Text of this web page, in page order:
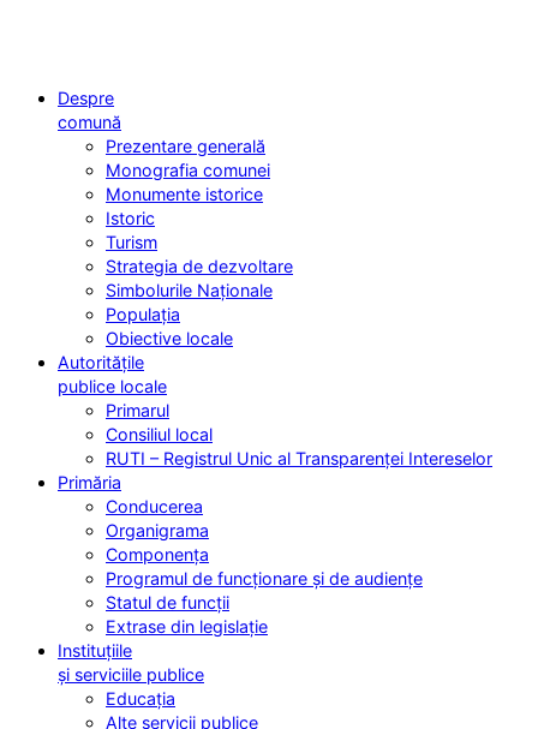
Despre
comună
Prezentare generală
Monografia comunei
Monumente istorice
Istoric
Turism
Strategia de dezvoltare
Simbolurile Naționale
Populația
Obiective locale
Autoritățile
publice locale
Primarul
Consiliul local
RUTI – Registrul Unic al Transparenței Intereselor
Primăria
Conducerea
Organigrama
Componența
Programul de funcționare și de audiențe
Statul de funcții
Extrase din legislație
Instituțiile
și serviciile publice
Educația
Alte servicii publice